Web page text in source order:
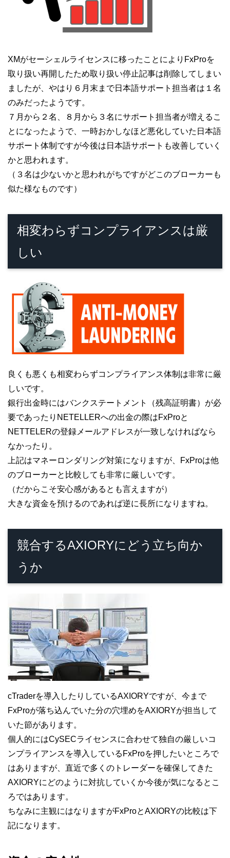
XMがセーシェルライセンスに移ったことによりFxProを
取り扱い再開したため取り扱い停止記事は削除してしまい
ましたが、やはり６月末まで日本語サポート担当者は１名
のみだったようです。
７月から２名、８月から３名にサポート担当者が増えるこ
とになったようで、一時おかしなほど悪化していた日本語
サポート体制ですが今後は日本語サポートも改善していく
かと思われます。
（３名は少ないかと思われがちですがどこのブローカーも
似た様なものです）
相変わらずコンプライアンスは厳
しい
良くも悪くも相変わらずコンプライアンス体制は非常に厳
しいです。
銀行出金時にはバンクステートメント（残高証明書）が必
要であったりNETELLERへの出金の際はFxProと
NETTELERの登録メールアドレスが一致しなければなら
なかったり。
上記はマネーロンダリング対策になりますが、FxProは他
のブローカーと比較しても非常に厳しいです。
（だからこそ安心感があるとも言えますが）
大きな資金を預けるのであれば逆に長所になりますね。
競合するAXIORYにどう立ち向か
うか
cTraderを導入したりしているAXIORYですが、今まで
FxProが落ち込んでいた分の穴埋めをAXIORYが担当して
いた節があります。
個人的にはCySECライセンスに合わせて独自の厳しいコ
ンプライアンスを導入しているFxProを押したいところで
はありますが、直近で多くのトレーダーを確保してきた
AXIORYにどのように対抗していくか今後が気になるとこ
ろではあります。
ちなみに主観にはなりますがFxProとAXIORYの比較は下
記になります。